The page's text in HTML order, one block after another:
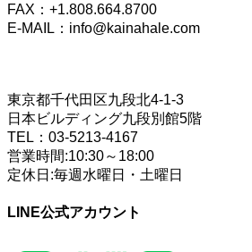
FAX：+1.808.664.8700
E-MAIL：info@kainahale.com
東京都千代田区九段北4-1-3
日本ビルディング九段別館5階
TEL：03-5213-4167
営業時間:10:30～18:00
定休日:毎週水曜日・土曜日
LINE公式アカウント